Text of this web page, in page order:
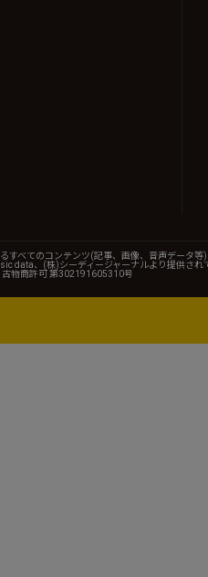
すべてのコンテンツ(記事、画像、音声データ
data、(株)シーディージャーナルより提供され
古物商許可 第302191605310号